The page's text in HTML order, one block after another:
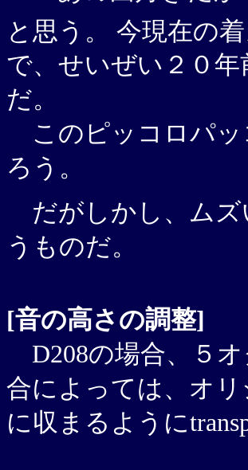
と思う。 今現在の着
で、せいぜい２０
だ。
このピッコロパッ
ろう。
だがしかし、ムズ
うものだ。
[音の高さの調整]
D208の場合、５
合によっては、オ
に収まるように